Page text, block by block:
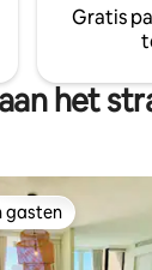
Gratis
het
gasten
gasten